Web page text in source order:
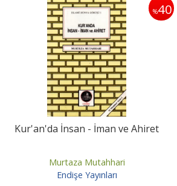
%40
Kur'an'da İnsan - İman ve Ahiret
Murtaza Mutahhari
Endişe Yayınları